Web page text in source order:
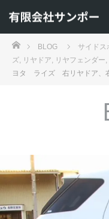
ホームBLOG サイドス
ズ, リヤドア, リヤフェンダー,
ヨタ ライズ 右リヤドア、